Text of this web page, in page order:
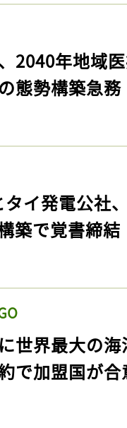
2040年地域
態勢構築急務
タイ発電公社
築で覚書締結
世界最大の
で加盟国が合
に入りに
インが必
ログイン